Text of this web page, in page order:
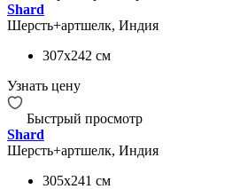
Shard
Шерсть+артшелк, Индия
307x242 см
Узнать цену
Быстрый просмотр
Shard
Шерсть+артшелк, Индия
305x241 см